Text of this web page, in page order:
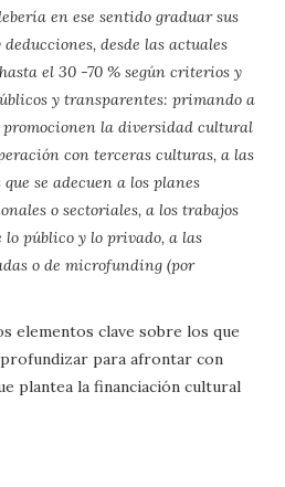
en ese sentido graduar sus
desde las actuales
el 30 -70 %según criterios y
y transparentes: primando a
promocionen la diversidad cultural
con terceras culturas,a las
que se adecuen a los planes
osectoriales, a los trabajos
público y lo privado, a las
o de microfunding (por
elementos clave sobre los que
para afrontar con
plantea la financiación cultural